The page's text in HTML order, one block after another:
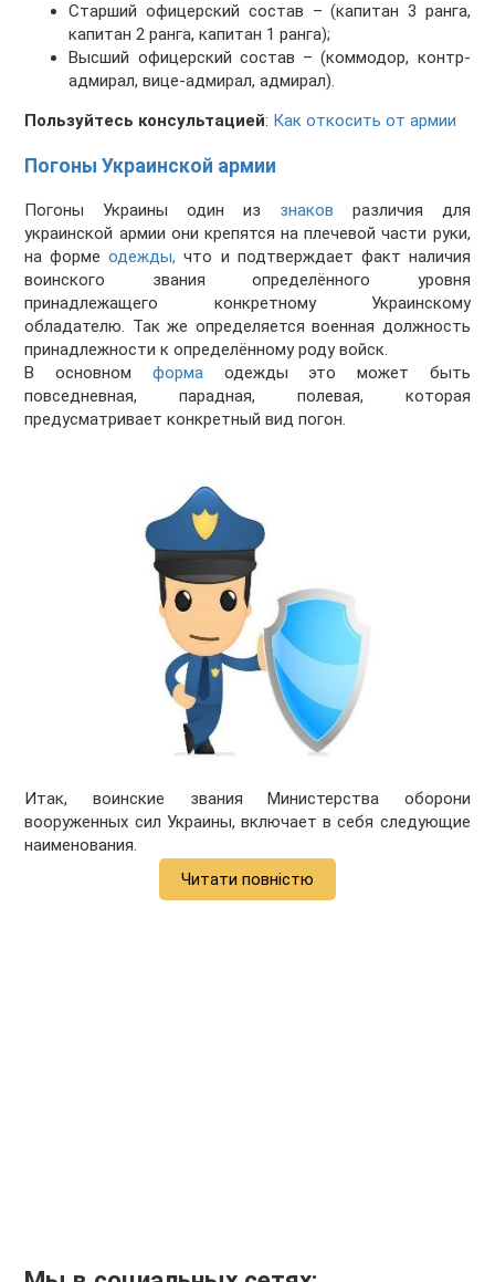
Старший офицерский состав – (капитан 3 ранга,
капитан 2 ранга, капитан 1 ранга);
Высший офицерский состав – (коммодор, контр-
адмирал, вице-адмирал, адмирал).
Пользуйтесь консультацией: Как откосить от армии
Погоны Украинской армии
Погоны Украины один из знаков различия для
украинской армии они крепятся на плечевой части руки,
на формеодежды, что и подтверждает факт наличия
воинского звания определённого уровня
принадлежащего конкретному Украинскому
обладателю. Так же определяется военная должность
принадлежности к определённому роду войск.
В основном формаодежды это может быть
повседневная, парадная, полевая, которая
предусматривает конкретный вид погон.
Итак, воинские звания Министерства оборони
вооруженных сил Украины, включает в себя следующие
наименования.
Читати повністю